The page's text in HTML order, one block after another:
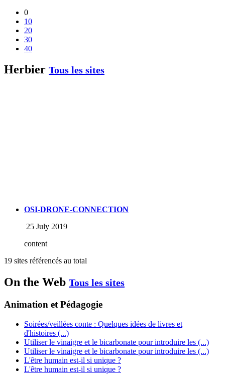
0
10
20
30
40
Herbier Tous les sites
OSI-DRONE-CONNECTION
25 July 2019
content
19 sites référencés au total
On the Web Tous les sites
Animation et Pédagogie
Soirées/veillées conte : Quelques idées de livres et
d'histoires (...)
Utiliser le vinaigre et le bicarbonate pour introduire les (...)
Utiliser le vinaigre et le bicarbonate pour introduire les (...)
L'être humain est-il si unique ?
L'être humain est-il si unique ?